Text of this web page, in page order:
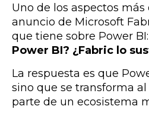
Uno de los aspectos más
anuncio de Microsoft
que tiene sobre Power BI:
Power BI? ¿Fabric lo
La respuesta es que
sino que se transforma
parte de un ecosistema